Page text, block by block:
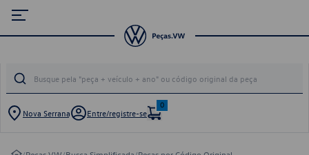
Nova Serrana Entre/registre-se
0